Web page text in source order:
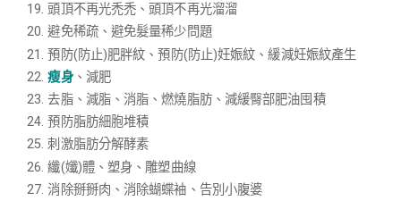
19. 頭頂不再光禿禿、頭頂不再光溜溜
20.避免稀疏、避免髮量稀少問題
21. 預防(防止)肥胖紋、預防(防止)妊娠紋、緩減妊娠紋產生
22.瘦身、減肥
23. 去脂、減脂、消脂、燃燒脂肪、減緩臀部肥油囤積
24. 預防脂肪細胞堆積
25. 刺激脂肪分解酵素
26.纖(孅)體、塑身、 雕塑曲線
27. 消除掰掰肉、消除蝴蝶袖、告別小腹婆